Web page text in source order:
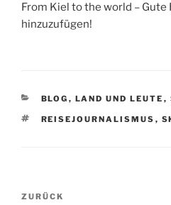
From Kiel to the world – Gute
hinzuzufügen!
KATEGORIEN
BLOG , LAND UND LEUTE ,
SCHLAGWÖRTER
REISEJOURNALISMUS ,
Beitragsnavigation
Vorheriger
ZURÜCK